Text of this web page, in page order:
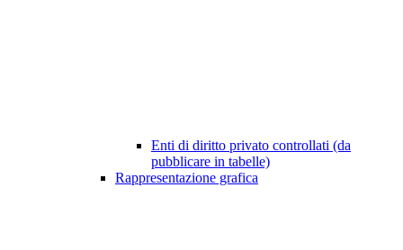
Enti di diritto privato controllati (da
pubblicare in tabelle)
Rappresentazione grafica